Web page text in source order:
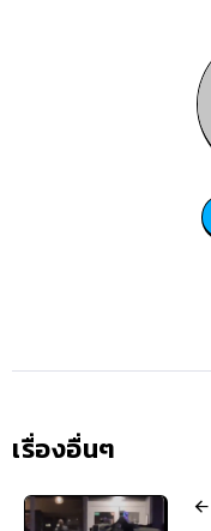
เรื่องอื่นๆ